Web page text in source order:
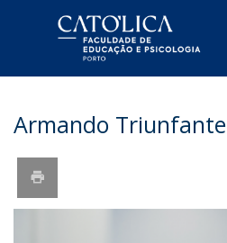
Armando Triunfante